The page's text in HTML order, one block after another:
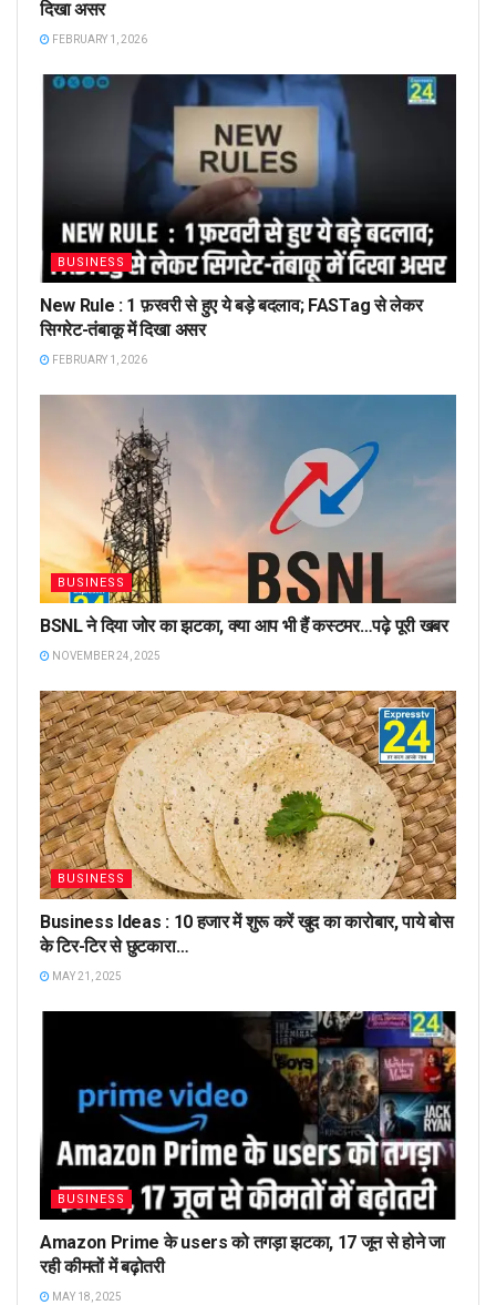
दिखा असर
FEBRUARY 1, 2026
BUSINESS
New Rule : 1 फ़रवरी से हुए ये बड़े बदलाव; FASTag से लेकर
सिगरेट-तंबाकू में दिखा असर
FEBRUARY 1, 2026
BUSINESS
BSNL ने दिया जोर का झटका, क्या आप भी हैं कस्टमर…पढ़े पूरी खबर
NOVEMBER 24, 2025
BUSINESS
Business Ideas : 10 हजार में शुरू करें खुद का कारोबार, पाये बोस
के टिर-टिर से छुटकारा…
MAY 21, 2025
BUSINESS
Amazon Prime के users को तगड़ा झटका, 17 जून से होने जा
रही कीमतों में बढ़ोतरी
MAY 18, 2025